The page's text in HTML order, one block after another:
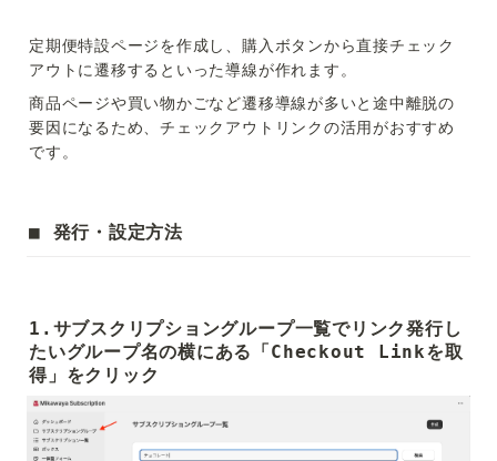
定期便特設ページを作成し、購入ボタンから直接チェック
アウトに遷移するといった導線が作れます。
商品ページや買い物かごなど遷移導線が多いと途中離脱の
要因になるため、チェックアウトリンクの活用がおすすめ
です。
■ 発行・設定方法
1.サブスクリプショングループ一覧でリンク発行し
たいグループ名の横にある「Checkout Linkを取
得」をクリック